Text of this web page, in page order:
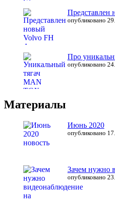
Представлен
опубликовано
Про
опубликовано
Материалы
Июнь 2020
опубликовано
Зачем нужно
опубликовано